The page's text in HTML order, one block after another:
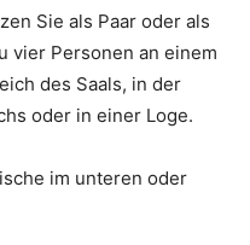
Sie als Paar oder als
vier Personen an einem
des Saals, in der
oder in einer Loge.
im unteren oder